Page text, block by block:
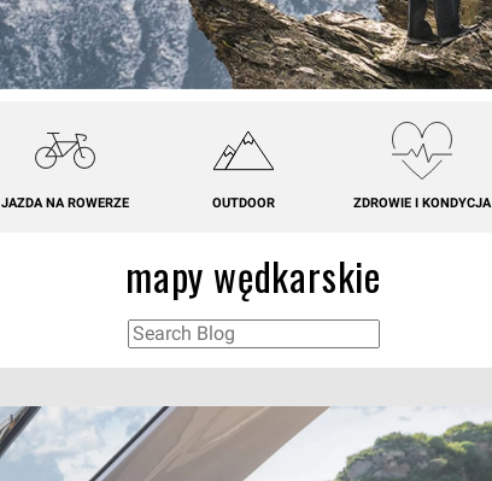
JAZDA NA ROWERZE OUTDOOR ZDROWIE I KONDYCJA
mapy wędkarskie